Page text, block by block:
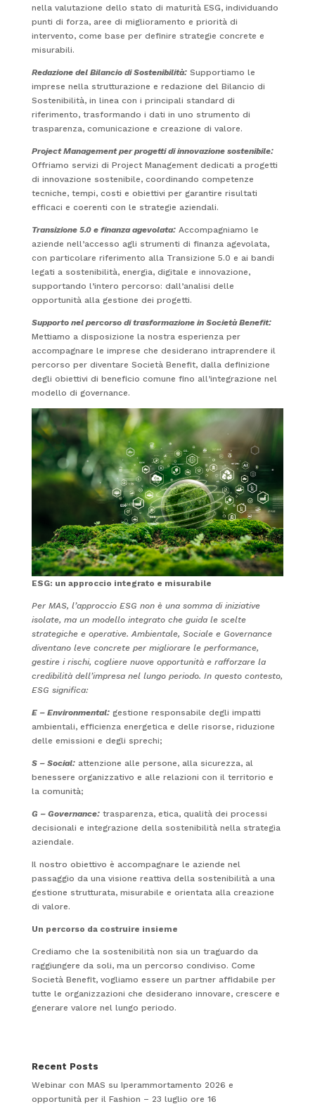
nella valutazione dello stato di maturità ESG, individuando
punti di forza, aree di miglioramento e priorità di
intervento, come base per definire strategie concrete e
misurabili.
Redazione del Bilancio di Sostenibilità:Supportiamo le
imprese nella strutturazione e redazione del Bilancio di
Sostenibilità, in linea con i principali standard di
riferimento, trasformando i dati in uno strumento di
trasparenza, comunicazione e creazione di valore.
Project Management per progetti di innovazione sostenibile:
Offriamo servizi di Project Management dedicati a progetti
di innovazione sostenibile, coordinando competenze
tecniche, tempi, costi e obiettivi per garantire risultati
efficaci e coerenti con le strategie aziendali.
Transizione 5.0 e finanza agevolata:Accompagniamo le
aziende nell’accesso agli strumenti di finanza agevolata,
con particolare riferimento alla Transizione 5.0 e ai bandi
legati a sostenibilità, energia, digitale e innovazione,
supportando l’intero percorso: dall’analisi delle
opportunità alla gestione dei progetti.
Supporto nel percorso di trasformazione in Società Benefit:
Mettiamo a disposizione la nostra esperienza per
accompagnare le imprese che desiderano intraprendere il
percorso per diventare Società Benefit, dalla definizione
degli obiettivi di beneficio comune fino all’integrazione nel
modello di governance.
ESG: un approccio integrato e misurabile
Per MAS, l’approccio ESG non è una somma di iniziative
isolate, ma un modello integrato che guida le scelte
strategiche e operative. Ambientale, Sociale e Governance
diventano leve concrete per migliorare le performance,
gestire i rischi, cogliere nuove opportunità e rafforzare la
credibilità dell’impresa nel lungo periodo. In questo contesto,
ESG significa:
E – Environmental: gestione responsabile degli impatti
ambientali, efficienza energetica e delle risorse, riduzione
delle emissioni e degli sprechi;
S – Social:attenzione alle persone, alla sicurezza, al
benessere organizzativo e alle relazioni con il territorio e
la comunità;
G – Governance: trasparenza, etica, qualità dei processi
decisionali e integrazione della sostenibilità nella strategia
aziendale.
Il nostro obiettivo è accompagnare le aziende nel
passaggio da una visione reattiva della sostenibilità a una
gestione strutturata, misurabile e orientata alla creazione
di valore.
Un percorso da costruire insieme
Crediamo che la sostenibilità non sia un traguardo da
raggiungere da soli, ma un percorso condiviso. Come
Società Benefit, vogliamo essere un partner affidabile per
tutte le organizzazioni che desiderano innovare, crescere e
generare valore nel lungo periodo.
Recent Posts
Webinar con MAS su Iperammortamento 2026 e
opportunità per il Fashion – 23 luglio ore 16